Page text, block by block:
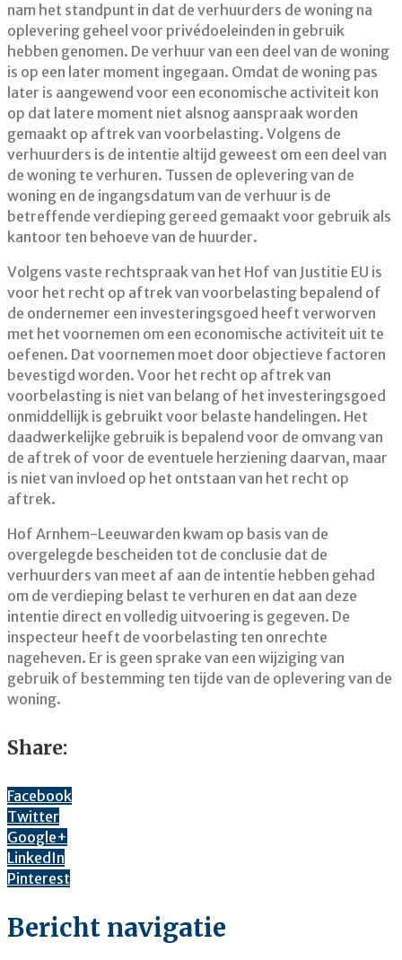
nam het standpunt in dat de verhuurders de woning na
oplevering geheel voor privédoeleinden in gebruik
hebben genomen. De verhuur van een deel van de woning
is op een later moment ingegaan. Omdat de woning pas
later is aangewend voor een economische activiteit kon
op dat latere moment niet alsnog aanspraak worden
gemaakt op aftrek van voorbelasting. Volgens de
verhuurders is de intentie altijd geweest om een deel van
de woning te verhuren. Tussen de oplevering van de
woning en de ingangsdatum van de verhuur is de
betreffende verdieping gereed gemaakt voor gebruik als
kantoor ten behoeve van de huurder.
Volgens vaste rechtspraak van het Hof van Justitie EU is
voor het recht op aftrek van voorbelasting bepalend of
de ondernemer een investeringsgoed heeft verworven
met het voornemen om een economische activiteit uit te
oefenen. Dat voornemen moet door objectieve factoren
bevestigd worden. Voor het recht op aftrek van
voorbelasting is niet van belang of het investeringsgoed
onmiddellijk is gebruikt voor belaste handelingen. Het
daadwerkelijke gebruik is bepalend voor de omvang van
de aftrek of voor de eventuele herziening daarvan, maar
is niet van invloed op het ontstaan van het recht op
aftrek.
Hof Arnhem-Leeuwarden kwam op basis van de
overgelegde bescheiden tot de conclusie dat de
verhuurders van meet af aan de intentie hebben gehad
om de verdieping belast te verhuren en dat aan deze
intentie direct en volledig uitvoering is gegeven. De
inspecteur heeft de voorbelasting ten onrechte
nageheven. Er is geen sprake van een wijziging van
gebruik of bestemming ten tijde van de oplevering van de
woning.
Share:
Facebook
Twitter
Google+
LinkedIn
Pinterest
Bericht navigatie